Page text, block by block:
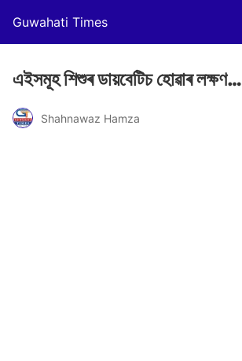
Guwahati Times
এইসমূহ শিশুৰ ডায়বেটিচ হোৱাৰ লক্ষণ…
Shahnawaz Hamza